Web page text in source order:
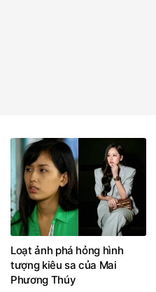
Loạt ảnh phá hỏng hình
tượng kiêu sa của Mai
Phương Thúy